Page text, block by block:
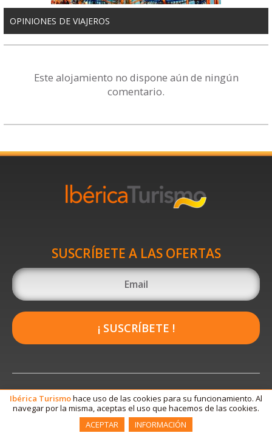
OPINIONES DE VIAJEROS
Este alojamiento no dispone aún de ningún
comentario.
SUSCRÍBETE A LAS OFERTAS
¡ SUSCRÍBETE !
Ibérica Turismohace uso de las cookies para su funcionamiento. Al
navegar por la misma, aceptas el uso que hacemos de las cookies.
ACEPTAR
INFORMACIÓN